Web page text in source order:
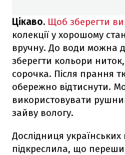
Цікаво. Щоб зберегти
колекції у хорошому
вручну. До води можна
зберегти кольори
сорочка. Після прання
обережно відтиснути.
використовувати
зайву вологу.
Дослідниця
підкреслила, що